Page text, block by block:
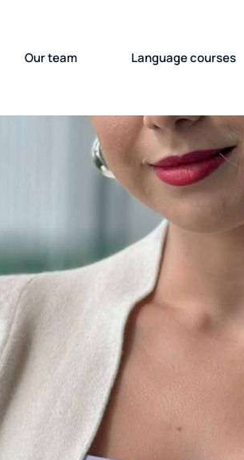
Our team Language courses